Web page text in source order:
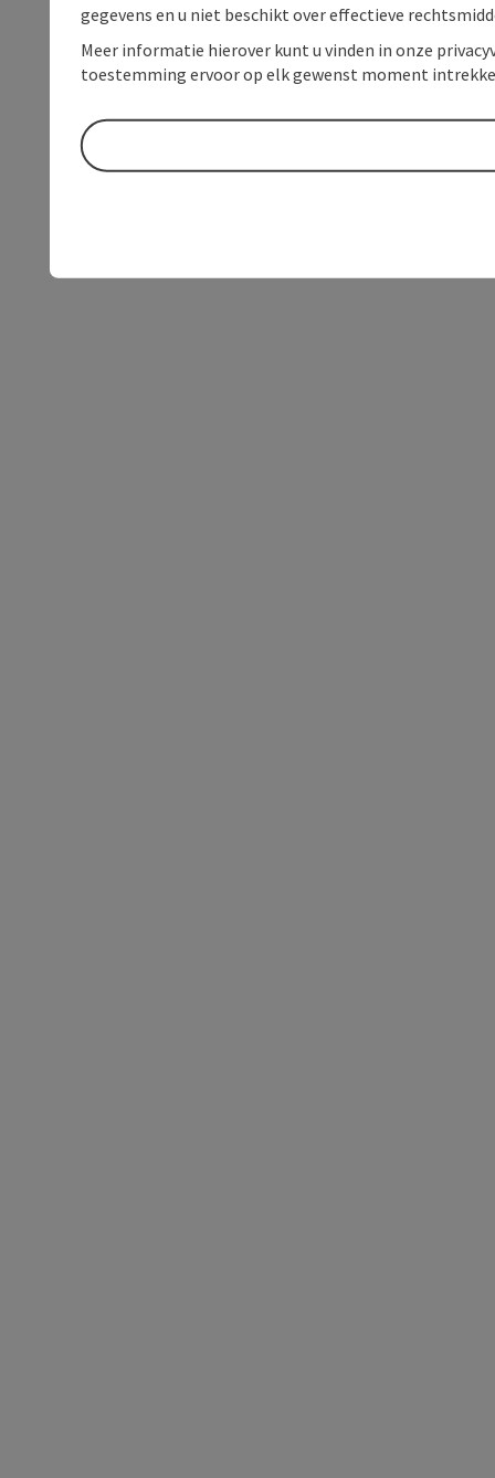
gegevens en u niet beschikt over effectieve
Meer informatie hierover kunt u vinden in onze
toestemming ervoor op elk gewenst moment